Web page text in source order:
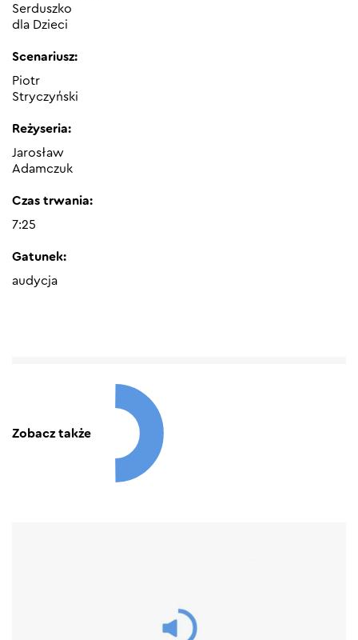
Serduszko
dla Dzieci
Scenariusz:
Piotr
Stryczyński
Reżyseria:
Jarosław
Adamczuk
Czas trwania:
7:25
Gatunek:
audycja
Zobacz także